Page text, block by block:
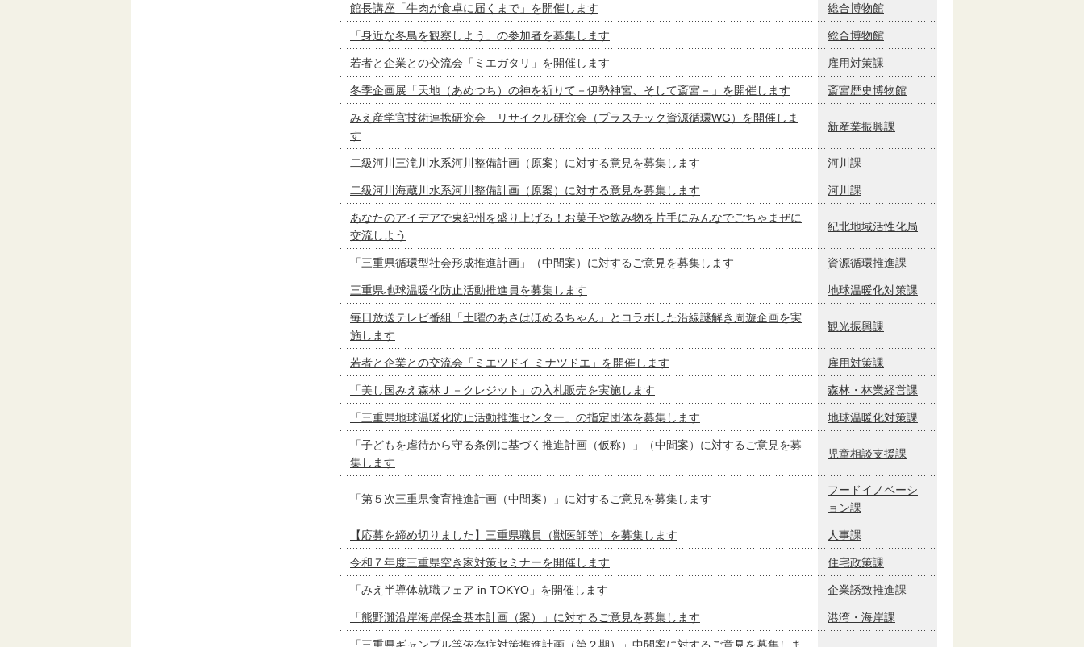
館長講座「牛肉が食卓に届くまで」を開催します 総合博物館
「身近な冬鳥を観察しよう」の参加者を募集します 総合博物館
若者と企業との交流会「ミエガタリ」を開催します 雇用対策課
冬季企画展「天地（あめつち）の神を祈りて－伊勢神宮、そして斎宮－」を開催します 斎宮歴史博物館
みえ産学官技術連携研究会 リサイクル研究会（プラスチック資源循環WG）を開催しま
す
新産業振興課
二級河川三滝川水系河川整備計画（原案）に対する意見を募集します 河川課
二級河川海蔵川水系河川整備計画（原案）に対する意見を募集します 河川課
あなたのアイデアで東紀州を盛り上げる！お菓子や飲み物を片手にみんなでごちゃまぜに
交流しよう
紀北地域活性化局
「三重県循環型社会形成推進計画」（中間案）に対するご意見を募集します 資源循環推進課
三重県地球温暖化防止活動推進員を募集します 地球温暖化対策課
毎日放送テレビ番組「土曜のあさはほめるちゃん」とコラボした沿線謎解き周遊企画を実
施します
観光振興課
若者と企業との交流会「ミエツドイ ミナツドエ」を開催します 雇用対策課
「美し国みえ森林Ｊ－クレジット」の入札販売を実施します 森林・林業経営課
「三重県地球温暖化防止活動推進センター」の指定団体を募集します 地球温暖化対策課
「子どもを虐待から守る条例に基づく推進計画（仮称）」（中間案）に対するご意見を募
集します
児童相談支援課
「第５次三重県食育推進計画（中間案）」に対するご意見を募集します
フードイノベーシ
ョン課
【応募を締め切りました】三重県職員（獣医師等）を募集します 人事課
令和７年度三重県空き家対策セミナーを開催します 住宅政策課
「みえ半導体就職フェア in TOKYO」を開催します 企業誘致推進課
「熊野灘沿岸海岸保全基本計画（案）」に対するご意見を募集します 港湾・海岸課
「三重県ギャンブル等依存症対策推進計画（第２期）」中間案に対するご意見を募集しま